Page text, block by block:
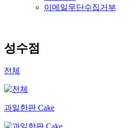
이메일무단수집거부
성수점
전체
과일한판 Cake